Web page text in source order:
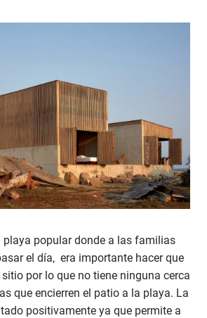
playa popular donde a las familias
el día, era importante hacer que
por lo que no tiene ninguna cerca
que encierren el patio a la playa. La
positivamente ya que permite a